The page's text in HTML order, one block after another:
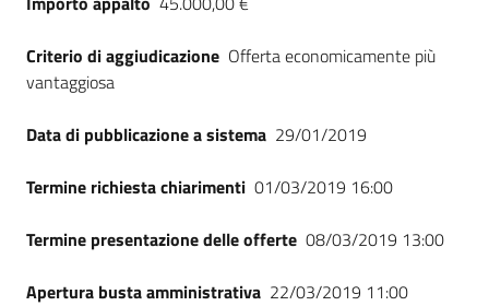
Criterio di aggiudicazione Offerta economicamente più
vantaggiosa
Data di pubblicazione a sistema 29/01/2019
Termine richiesta chiarimenti 01/03/2019 16:00
Termine presentazione delle offerte 08/03/2019 13:00
Apertura busta amministrativa 22/03/2019 11:00